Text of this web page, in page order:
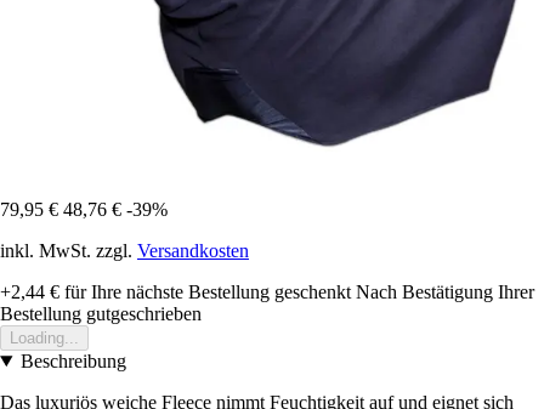
79,95 € 48,76 € -39%
inkl. MwSt. zzgl. Versandkosten
+2,44 € für Ihre nächste Bestellung geschenkt Nach Bestätigung Ihrer
Bestellung gutgeschrieben
Loading...
Beschreibung
Das luxuriös weiche Fleece nimmt Feuchtigkeit auf und eignet sich